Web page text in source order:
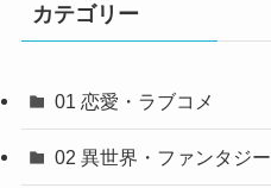
カテゴリー
01 恋愛・ラブコメ
02 異世界・ファンタジー